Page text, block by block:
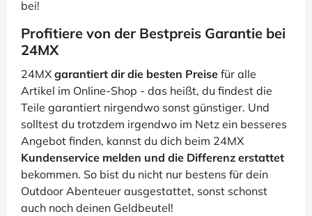
bei!
Profitiere von der Bestpreis Garantie bei
24MX
24MX garantiert dir die besten Preise für alle
Artikel im Online-Shop - das heißt, du findest die
Teile garantiert nirgendwo sonst günstiger. Und
solltest du trotzdem irgendwo im Netz ein besseres
Angebot finden, kannst du dich beim 24MX
Kundenservice melden und die Differenz erstattet
bekommen. So bist du nicht nur bestens für dein
Outdoor Abenteuer ausgestattet, sonst schonst
auch noch deinen Geldbeutel!